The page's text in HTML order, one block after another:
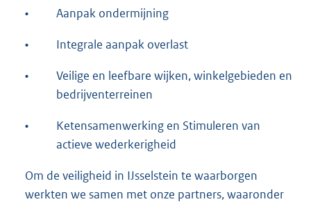
• Aanpak ondermijning
• Integrale aanpak overlast
•
Veilige en leefbare wijken, winkelgebieden en
bedrijventerreinen
•
Ketensamenwerking en Stimuleren van
actieve wederkerigheid
Om de veiligheid in IJsselstein te waarborgen
werkten we samen met onze partners, waaronder